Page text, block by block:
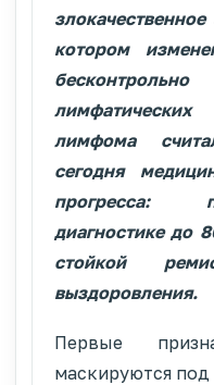
котором
лимфатических
лимфома
сегодня
прогресса:
диагностике до
стойкой
выздоровления.
Первые
маскируются